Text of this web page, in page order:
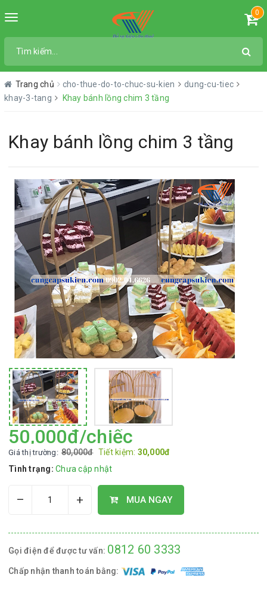
Toggle
0
Trang chủ cho-thue-do-to-chuc-su-kien
dung-cu-tiec
khay-3-tang
Khay bánh lồng chim 3 tầng
Khay bánh lồng chim 3 tầng
50,000đ/chiếc
Giá thị trường: 80,000đ Tiết kiệm: 30,000đ
Tình trạng: Chưa cập nhật
– + MUA NGAY
Gọi điện để được tư vấn: 0812 60 3333
Chấp nhận thanh toán bằng: